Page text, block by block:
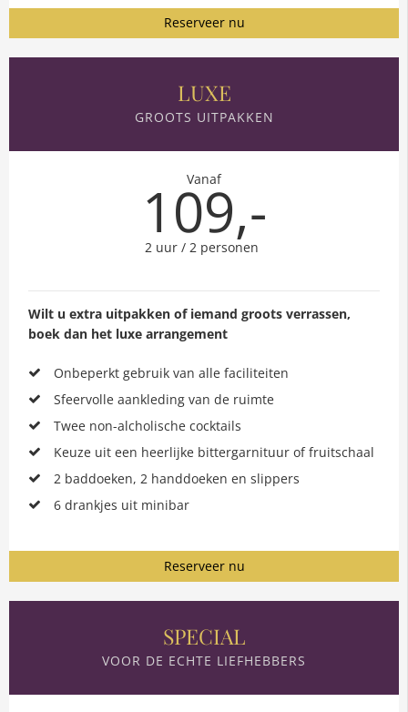
Reserveer nu
LUXE
GROOTS UITPAKKEN
Vanaf
109,-
2 uur / 2 personen
Wilt u extra uitpakken of iemand groots verrassen,
boek dan het luxe arrangement
Onbeperkt gebruik van alle faciliteiten
Sfeervolle aankleding van de ruimte
Twee non-alcholische cocktails
Keuze uit een heerlijke bittergarnituur of fruitschaal
2 baddoeken, 2 handdoeken en slippers
6 drankjes uit minibar
Reserveer nu
SPECIAL
VOOR DE ECHTE LIEFHEBBERS